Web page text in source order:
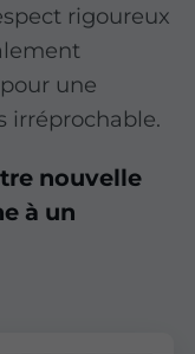
rigoureux
une
irréprochable.
nouvelle
à un